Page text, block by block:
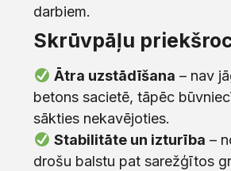
darbiem.
Skrūvpāļu
Ātra uzstādīšana – nav
betons sacietē, tāpēc
sākties nekavējoties.
Stabilitāte un izturība –
drošu balstu pat sarežģītos